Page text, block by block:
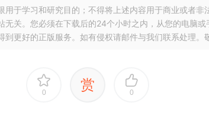
于学习和研究目的；不得将上述内容用于商业或者非
无关。您必须在下载后的24个小时之内，从您的电脑
更好的正版服务。如有侵权请邮件与我们联系处理。
0 赏 0